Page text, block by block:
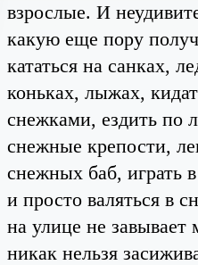
взрослые. И
какую еще пору
кататься на санках,
коньках, лыжах,
снежками, ездить по
снежные крепости,
снежных баб, играть
и просто валяться в
на улице не завывает
никак нельзя